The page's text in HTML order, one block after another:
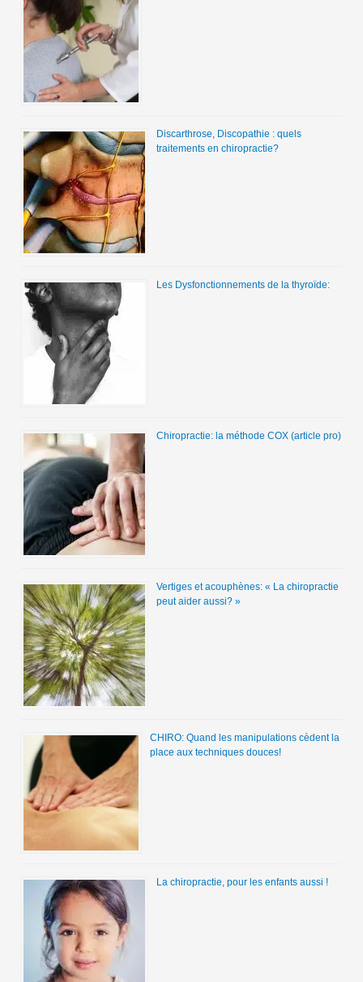
Discarthrose, Discopathie : quels
traitements en chiropractie?
Les Dysfonctionnements de la thyroïde:
Chiropractie: la méthode COX (article pro)
Vertiges et acouphènes: « La chiropractie
peut aider aussi? »
CHIRO: Quand les manipulations cèdent la
place aux techniques douces!
La chiropractie, pour les enfants aussi !